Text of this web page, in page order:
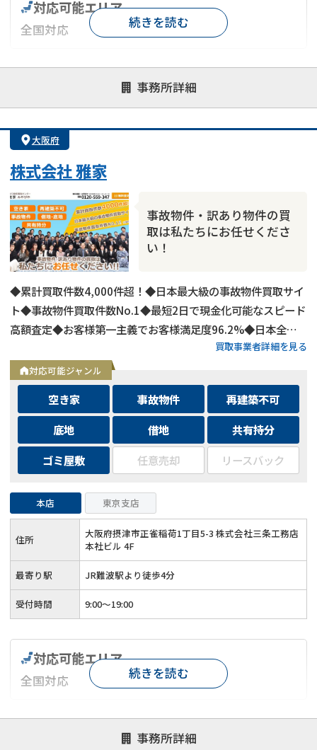
事務所詳細
対応可能エリア
全国対応
対応が親身 オンライン面談可能
レスポンスが早い
1億円以上の買取可
続きを読む
大阪府
株式会社 雅家
事故物件・訳あり物件の買
取は私たちにお任せくださ
い！
◆累計買取件数4,000件超！◆日本最大級の事故物件買取サイ
ト◆事故物件買取件数No.1◆最短2日で現金化可能なスピード
高額査定◆お客様第一主義でお客様満足度96.2%◆日本全国
買取事業者詳細を見る
対応可能ジャンル
空き家 事故物件
再建築不可
底地
借地
共有持分
ゴミ屋敷
任意売却 リースバック
本店 東京支店
住所
大阪府摂津市正雀稲荷1丁目5-3 株式会社三条工務店
本社ビル 4F
最寄り駅 JR難波駅より徒歩4分
受付時間 9:00～19:00
事務所詳細
対応可能エリア
全国対応
対応が親身 オンライン面談可能
レスポンスが早い
1億円以上の買取可
続きを読む